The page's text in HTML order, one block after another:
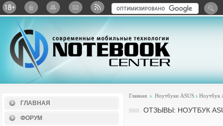
Twitter ВКонтактеGoogle+Яндекс: Каталог
ГЛАВНАЯ
ФОРУМ
Главная Ноутбуки ASUS Ноутбук
ОТЗЫВЫ: НОУТБУК